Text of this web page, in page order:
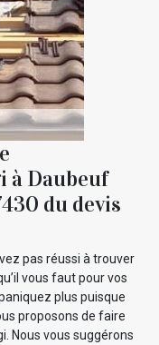
à Daubeuf
du devis
pas réussi à trouver
vous faut pour vos
plus puisque
proposons de faire
Nous vous suggérons